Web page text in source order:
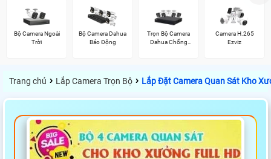
Bộ Camera Ngoài
Trời
Bộ Camera Dahua
Báo Động
Trọn Bộ Camera
Dahua Chống
Camera H.265
Ezviz
Trang chủ › Lắp Camera Trọn Bộ › Lắp Đặt Camera Quan Sát Kho